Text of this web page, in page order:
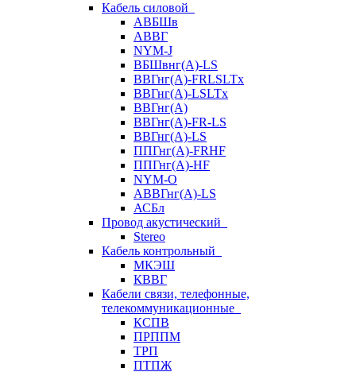
Кабель силовой
АВБШв
АВВГ
NYM-J
ВБШвнг(А)-LS
ВВГнг(A)-FRLSLTx
ВВГнг(A)-LSLTx
ВВГнг(А)
ВВГнг(А)-FR-LS
ВВГнг(А)-LS
ППГнг(А)-FRHF
ППГнг(А)-HF
NYM-O
АВВГнг(А)-LS
АСБл
Провод акустический
Stereo
Кабель контрольный
МКЭШ
КВВГ
Кабели связи, телефонные,
телекоммуникационные
КСПВ
ПРППМ
ТРП
ПТПЖ